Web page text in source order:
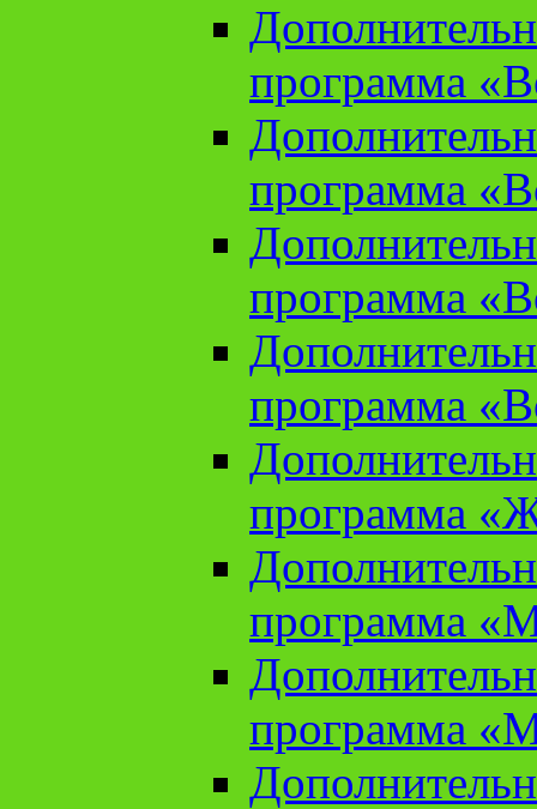
программа
программа
программа
программа
программа
программа
программа